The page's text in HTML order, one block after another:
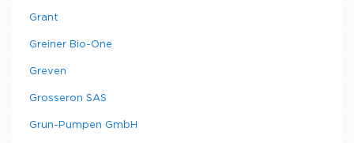
Grant
Greiner Bio-One
Greven
Grosseron SAS
Grun-Pumpen GmbH